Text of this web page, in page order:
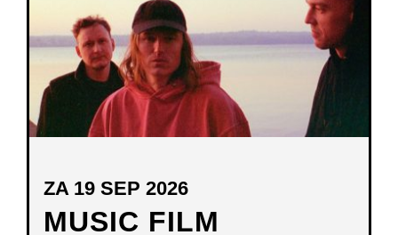
MUSIC FILM
ZA 19 SEP 2026